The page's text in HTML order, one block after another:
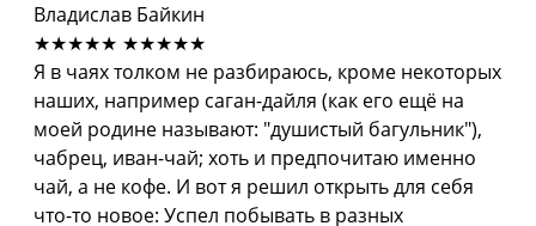
Владислав Байкин
★★★★★ ★★★★★
Я в чаях толком не разбираюсь, кроме некоторых
наших, например саган-дайля (как его ещё на
моей родине называют: "душистый багульник"),
чабрец, иван-чай; хоть и предпочитаю именно
чай, а не кофе. И вот я решил открыть для себя
что-то новое: Успел побывать в разных